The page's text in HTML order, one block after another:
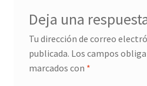
Cuentos ilustrados
Cuento I
Deja una
Tu dirección de correo
publicada. Los campos
marcados con *